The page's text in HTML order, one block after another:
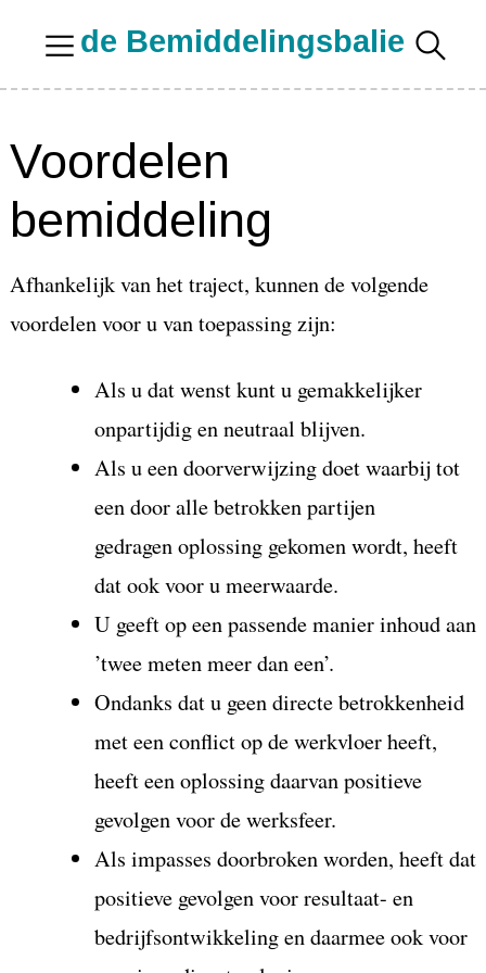
content
de Bemiddelingsbalie
Voordelen
bemiddeling
Afhankelijk van het traject, kunnen de volgende
voordelen voor u van toepassing zijn:
Als u dat wenst kunt u gemakkelijker
onpartijdig en neutraal blijven.
Als u een doorverwijzing doet waarbij tot
een door alle betrokken partijen
gedragen oplossing gekomen wordt, heeft
dat ook voor u meerwaarde.
U geeft op een passende manier inhoud aan
’twee meten meer dan een’.
Ondanks dat u geen directe betrokkenheid
met een conflict op de werkvloer heeft,
heeft een oplossing daarvan positieve
gevolgen voor de werksfeer.
Als impasses doorbroken worden, heeft dat
positieve gevolgen voor resultaat- en
bedrijfsontwikkeling en daarmee ook voor